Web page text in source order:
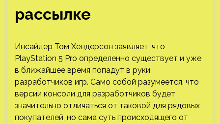
рассылке
Инсайдер Том Хендерсон заявляет, что
PlayStation 5 Pro определенно существует и уже
в ближайшее время попадут в руки
разработчиков игр. Само собой разумеется, что
версии консоли для разработчиков будет
значительно отличаться от таковой для рядовых
покупателей, но сама суть происходящего от